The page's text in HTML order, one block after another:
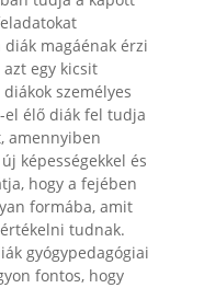
magáénak érzi
egy kicsit
személyes
el élő diák fel tudja
amennyiben
képességekkel és
hogy a fejében
formába, amit
tudnak.
gyógypedagógiai
fontos, hogy